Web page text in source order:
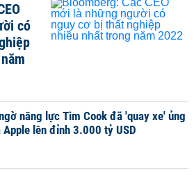
có
năng lực Tim Cook đã 'quay xe' ủng
Apple lên đỉnh 3.000 tỷ USD